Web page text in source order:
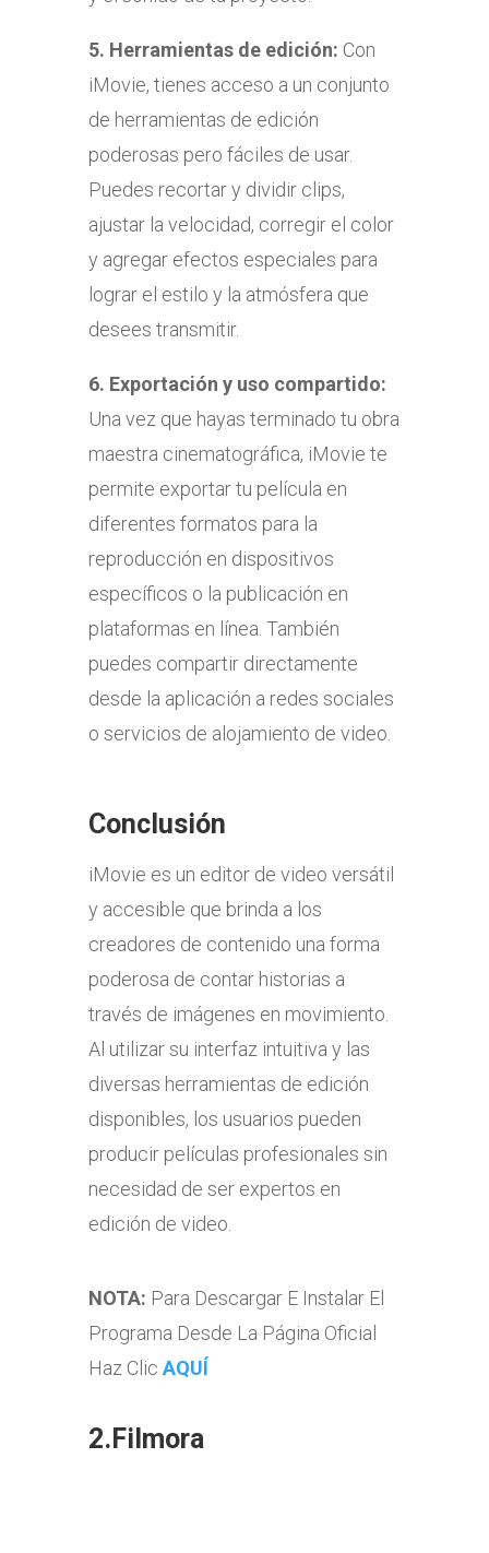
5. Herramientas de edición: Con
iMovie, tienes acceso a un conjunto
de herramientas de edición
poderosas pero fáciles de usar.
Puedes recortar y dividir clips,
ajustar la velocidad, corregir el color
y agregar efectos especiales para
lograr el estilo y la atmósfera que
desees transmitir.
6. Exportación y uso compartido:
Una vez que hayas terminado tu obra
maestra cinematográfica, iMovie te
permite exportar tu película en
diferentes formatos para la
reproducción en dispositivos
específicos o la publicación en
plataformas en línea. También
puedes compartir directamente
desde la aplicación a redes sociales
o servicios de alojamiento de video.
Conclusión
iMovie es un editor de video versátil
y accesible que brinda a los
creadores de contenido una forma
poderosa de contar historias a
través de imágenes en movimiento.
Al utilizar su interfaz intuitiva y las
diversas herramientas de edición
disponibles, los usuarios pueden
producir películas profesionales sin
necesidad de ser expertos en
edición de video.
NOTA: Para Descargar E Instalar El
Programa Desde La Página Oficial
Haz Clic AQUÍ
2.Filmora